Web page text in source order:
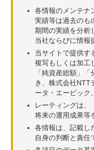
各情報のメンテナ
実績等は過去のも
期間の実績を分析
当社ならびに情報
当サイトで提供す
複写もしくは加工
「純資産総額」
き、株式会社NTT
ータ・エービック
レーティングは、
将来の運用成果等
各情報は、記載し
自身の判断と責任